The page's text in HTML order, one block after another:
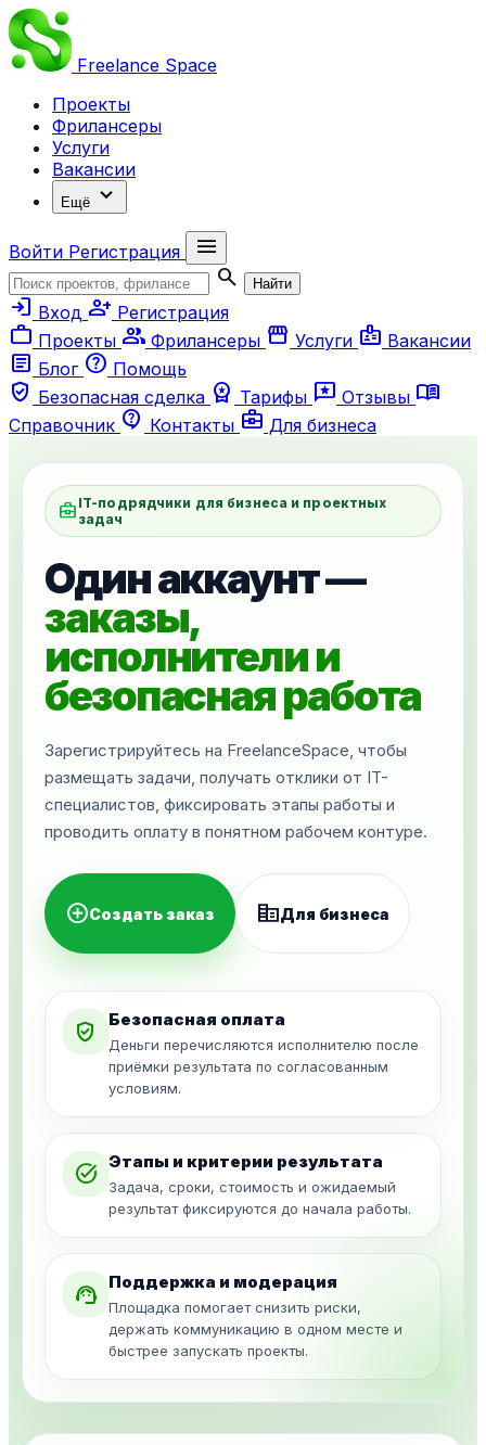
Freelance Space
Проекты
Фрилансеры
Услуги
Вакансии
Ещё expand_more
Войти Регистрация
menu
search
Найти
login Вход person_add Регистрация
work Проекты group Фрилансеры storefront Услуги badge Вакансии
article Блог help Помощь
verified_user Безопасная сделка workspace_premium Тарифы reviews Отзывы menu_book
Справочник contact_support Контакты business_center Для бизнеса
business_center IT-подрядчики для бизнеса и проектных
задач
Один аккаунт —
заказы,
исполнители и
безопасная работа
Зарегистрируйтесь на FreelanceSpace, чтобы
размещать задачи, получать отклики от IT-
специалистов, фиксировать этапы работы и
проводить оплату в понятном рабочем контуре.
add_circleСоздать заказ corporate_fareДля бизнеса
verified_user Безопасная оплата
Деньги перечисляются исполнителю после
приёмки результата по согласованным
условиям.
task_alt Этапы и критерии результата
Задача, сроки, стоимость и ожидаемый
результат фиксируются до начала работы.
support_agent Поддержка и модерация
Площадка помогает снизить риски,
держать коммуникацию в одном месте и
быстрее запускать проекты.